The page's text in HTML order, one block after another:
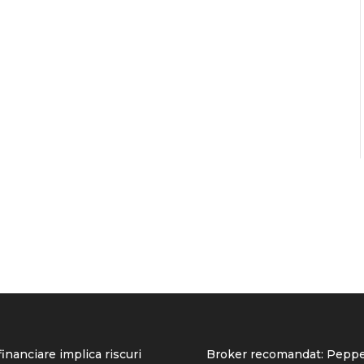
implica riscuri Broker recomandat: